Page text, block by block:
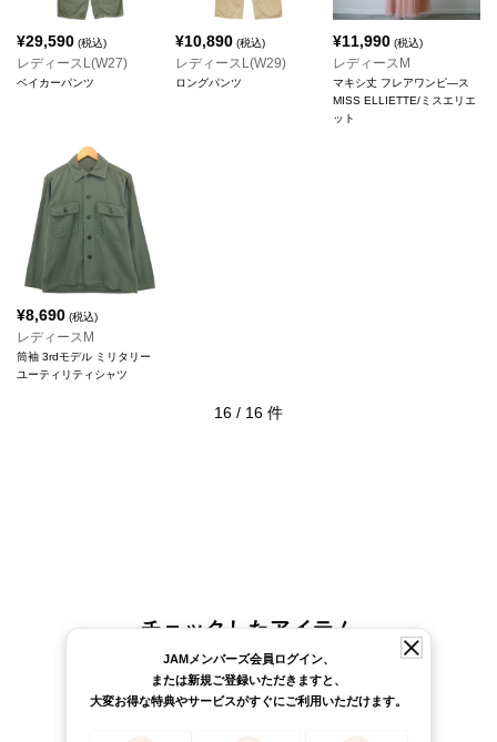
¥29,590 (税込)
レディースL(W27)
ベイカーパンツ
¥10,890(税込)
レディースL(W29)
ロングパンツ
¥11,990 (税込)
レディースM
マキシ丈 フレアワンピ―ス
MISS ELLIETTE/ミスエリエ
ット
¥8,690 (税込)
レディースM
筒袖 3rdモデル ミリタリー
ユーティリティシャツ
16 / 16 件
チェックしたアイテム
JAMメンバーズ会員ログイン、
または新規ご登録いただきますと、
大変お得な特典やサービスがすぐにご利用いただけます。